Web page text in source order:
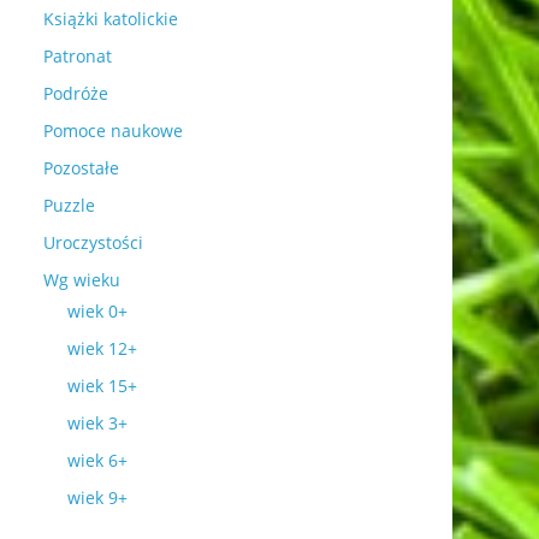
Książki katolickie
Patronat
Podróże
Pomoce naukowe
Pozostałe
Puzzle
Uroczystości
Wg wieku
wiek 0+
wiek 12+
wiek 15+
wiek 3+
wiek 6+
wiek 9+